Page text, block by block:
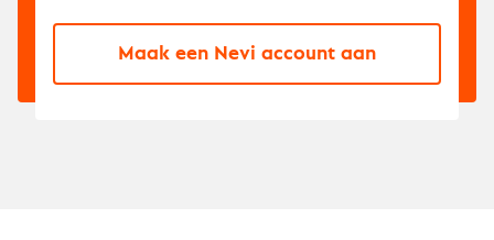
Maak een Nevi account aan